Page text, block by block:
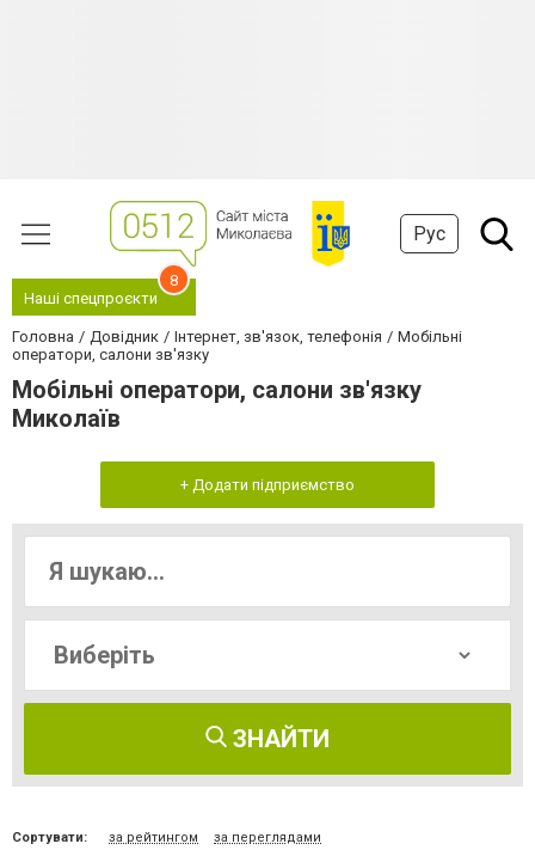
Рус
Наші спецпроєкти
8
Головна Довідник Інтернет, зв'язок, телефонія
Мобільні
оператори, салони зв'язку
Мобільні оператори, салони зв'язку
Миколаїв
+ Додати підприємство
ЗНАЙТИ
Сортувати: за рейтингом за переглядами